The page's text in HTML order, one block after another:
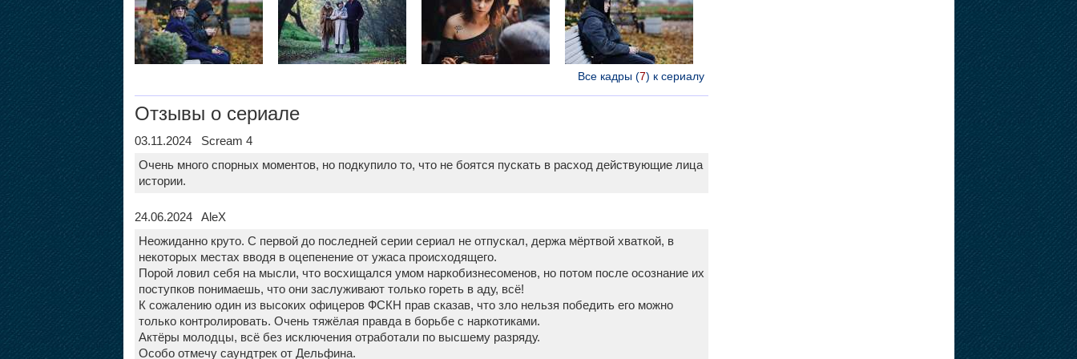
Все кадры (7) к сериалу
Отзывы о сериале
03.11.2024 Scream 4
Очень много спорных моментов, но подкупило то, что не боятся пускать в расход действующие лица
истории.
24.06.2024 AleX
Неожиданно круто. С первой до последней серии сериал не отпускал, держа мёртвой хваткой, в
некоторых местах вводя в оцепенение от ужаса происходящего.
Порой ловил себя на мысли, что восхищался умом наркобизнесоменов, но потом после осознание их
поступков понимаешь, что они заслуживают только гореть в аду, всё!
К сожалению один из высоких офицеров ФСКН прав сказав, что зло нельзя победить его можно
только контролировать. Очень тяжёлая правда в борьбе с наркотиками.
Актёры молодцы, всё без исключения отработали по высшему разряду.
Особо отмечу саундтрек от Дельфина.